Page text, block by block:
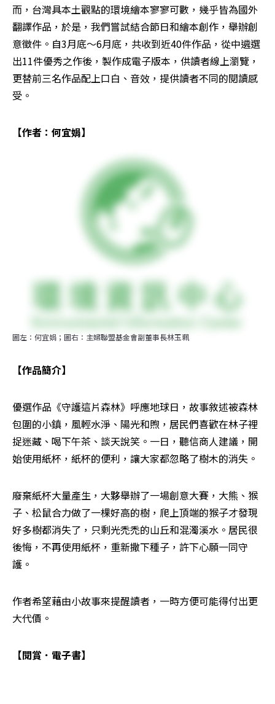
而，台灣具本土觀點的環境繪本寥寥可數，幾乎皆為國外
翻譯作品，於是，我們嘗試結合節日和繪本創作，舉辦創
意徵件。自3月底～6月底，共收到近40件作品，從中遴選
出11件優秀之作後，製作成電子版本，供讀者線上瀏覽，
更替前三名作品配上口白、音效，提供讀者不同的閱讀感
受。
【作者：何宜娟】
圖左：何宜娟；圖右：主婦聯盟基金會副董事長林玉珮
【作品簡介】
優選作品《守護這片森林》呼應地球日，故事敘述被森林
包圍的小鎮，風輕水淨、陽光和煦，居民們喜歡在林子裡
捉迷藏、喝下午茶、談天說笑。一日，聽信商人建議，開
始使用紙杯，紙杯的便利，讓大家都忽略了樹木的消失。
廢棄紙杯大量產生，大夥舉辦了一場創意大賽，大熊、猴
子、松鼠合力做了一棵好高的樹，爬上頂端的猴子才發現
好多樹都消失了，只剩光禿禿的山丘和混濁溪水。居民很
後悔，不再使用紙杯，重新撒下種子，許下心願一同守
護。
作者希望藉由小故事來提醒讀者，一時方便可能得付出更
大代價。
【閱賞．電子書】